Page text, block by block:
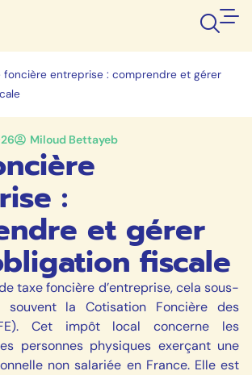
foncière entreprise : comprendre et gérer
Miloud Bettayeb
:
et gérer
fiscale
taxe foncière d’entreprise, cela sous-
la Cotisation Foncière des
Cet impôt local concerne les
personnes physiques exerçant une
non salariée en France. Elle est